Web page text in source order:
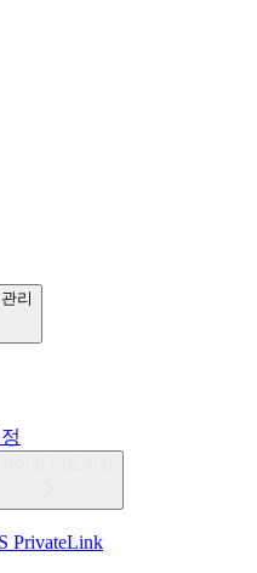
리
PrivateLink